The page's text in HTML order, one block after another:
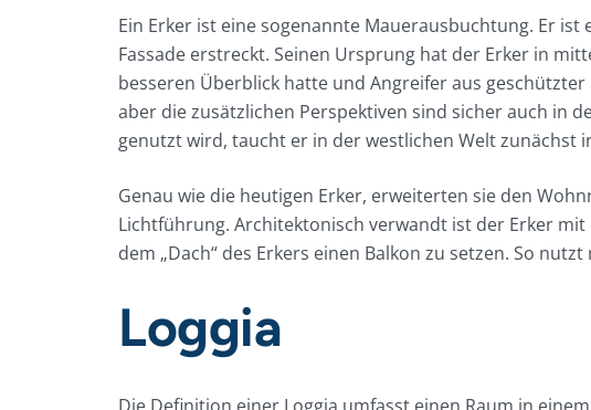
Ein Erker ist eine sogenannte Mauerausbuchtung. Er
Fassade erstreckt. Seinen Ursprung hat der Erker in
besseren Überblick hatte und Angreifer aus
aber die zusätzlichen Perspektiven sind sicher auch in
genutzt wird, taucht er in der westlichen Welt
Genau wie die heutigen Erker, erweiterten sie den
Lichtführung. Architektonisch verwandt ist der Erker
dem „Dach“ des Erkers einen Balkon zu setzen. So
Loggia